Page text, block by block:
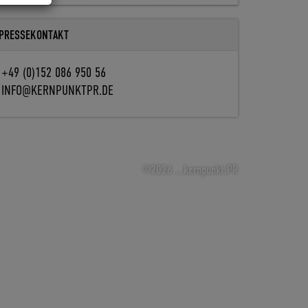
PRESSEKONTAKT
+49 (0)152 086 950 56
INFO@KERNPUNKTPR.DE
©2026 ...kernpunkt.PR